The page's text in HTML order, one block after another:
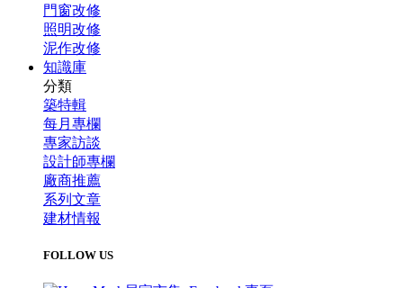
門窗改修
照明改修
泥作改修
知識庫
分類
築特輯
每月專欄
專家訪談
設計師專欄
廠商推薦
系列文章
建材情報
FOLLOW US